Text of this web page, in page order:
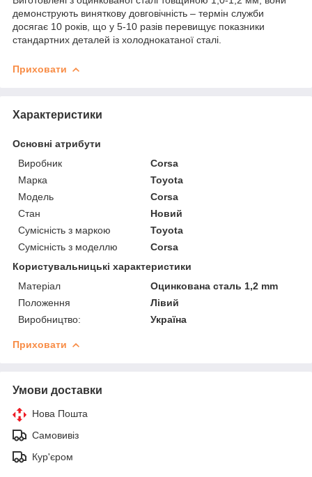
демонструють виняткову довговічність – термін служби
досягає 10 років, що у 5-10 разів перевищує показники
стандартних деталей із холоднокатаної сталі.
Приховати
Характеристики
Основні атрибути
Виробник
Corsa
Марка
Toyota
Модель
Corsa
Стан
Новий
Сумісність з маркою
Toyota
Сумісність з моделлю
Corsa
Користувальницькі характеристики
Матеріал
Оцинкована сталь 1,2 mm
Положення
Лівий
Виробництво:
Україна
Приховати
Умови доставки
Нова Пошта
Самовивіз
Кур'єром